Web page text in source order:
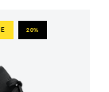
Gum | Men
20%
S-E15